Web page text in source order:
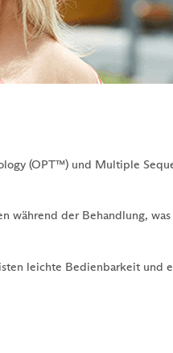
(OPT™) und Multiple
während der Behandlung,
leichte Bedienbarkeit und